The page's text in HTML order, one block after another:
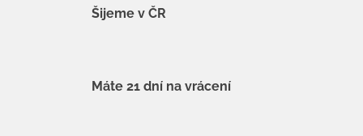
Šijeme v ČR
Máte 21 dní na vrácení